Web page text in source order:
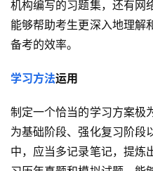
机构编写的习题集，还有网
能够帮助考生更深入地理解
备考的效率。
学习方法运用
制定一个恰当的学习方案极
为基础阶段、强化复习阶段
中，应当多记录笔记，提炼